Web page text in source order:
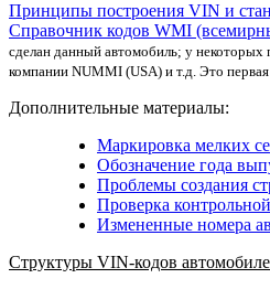
Принципы построения VIN и
Справочник кодов WMI
сделан данный автомобиль; у некоторых
компании NUMMI (USA) и т.д. Это
Дополнительные материалы:
Маркировка мелких
Обозначение года
Проблемы создания
Проверка
Измененные номера
Структуры VIN-кодов